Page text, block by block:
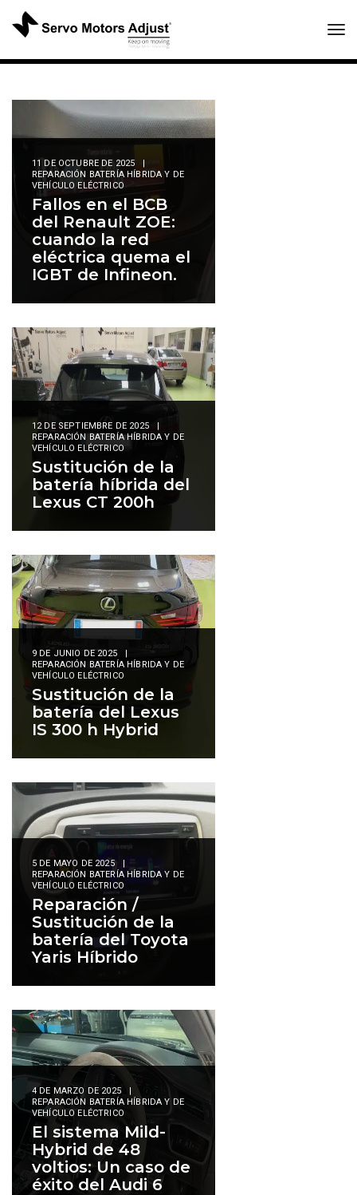
11 DE OCTUBRE DE 2025
|
REPARACIÓN BATERÍA HÍBRIDA Y DE
VEHÍCULO ELÉCTRICO
Fallos en el BCB
del Renault ZOE:
cuando la red
eléctrica quema el
IGBT de Infineon.
12 DE SEPTIEMBRE DE 2025
|
REPARACIÓN BATERÍA HÍBRIDA Y DE
VEHÍCULO ELÉCTRICO
Sustitución de la
batería híbrida del
Lexus CT 200h
9 DE JUNIO DE 2025
|
REPARACIÓN BATERÍA HÍBRIDA Y DE
VEHÍCULO ELÉCTRICO
Sustitución de la
batería del Lexus
IS 300 h Hybrid
5 DE MAYO DE 2025
|
REPARACIÓN BATERÍA HÍBRIDA Y DE
VEHÍCULO ELÉCTRICO
Reparación /
Sustitución de la
batería del Toyota
Yaris Híbrido
4 DE MARZO DE 2025
|
REPARACIÓN BATERÍA HÍBRIDA Y DE
VEHÍCULO ELÉCTRICO
El sistema Mild-
Hybrid de 48
voltios: Un caso de
éxito del Audi 6